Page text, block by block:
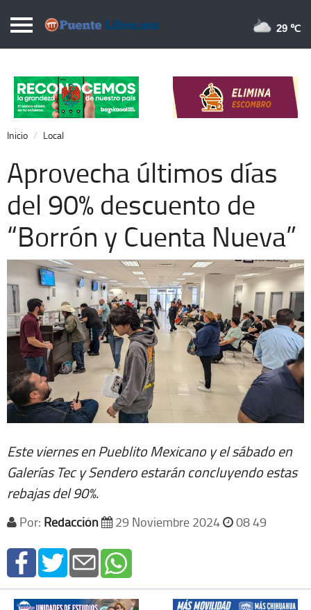
Puentelibre.mx
Local
Nacional
Opinión
Cronos
Economía
Espectáculos
Extra +
29 ℃
Inicio Local
Aprovecha últimos días
del 90% descuento de
“Borrón y Cuenta Nueva”
Este viernes en Pueblito Mexicano y el sábado en
Galerías Tec y Sendero estarán concluyendo estas
rebajas del 90%.
Por: Redacción 29 Noviembre 2024 08 49